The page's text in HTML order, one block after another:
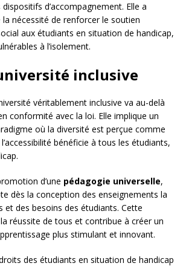
dispositifs d’accompagnement. Elle a
nécessité de renforcer le soutien
aux étudiants en situation de handicap,
à l’isolement.
inclusive
véritablement inclusive va au-delà
conformité avec la loi. Elle implique un
où la diversité est perçue comme
bénéficie à tous les étudiants,
d’une pédagogie universelle,
dès la conception des enseignements la
et des besoins des étudiants. Cette
réussite de tous et contribue à créer un
plus stimulant et innovant.
des étudiants en situation de handicap